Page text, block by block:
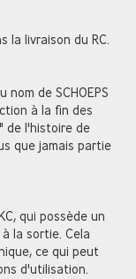
la livraison du RC.
de SCHOEPS
à la fin des
de l'histoire de
que jamais partie
qui possède un
la sortie. Cela
ce qui peut
d'utilisation.